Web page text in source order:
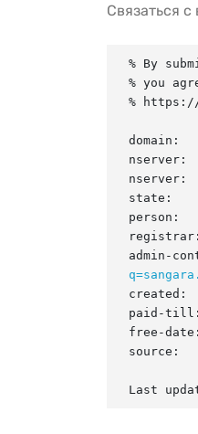
Связаться
% By
% you
%
domain:
nserver:
nserver:
state:
person:
registrar:
admin-
created:
paid-till:
free-
source:
Last